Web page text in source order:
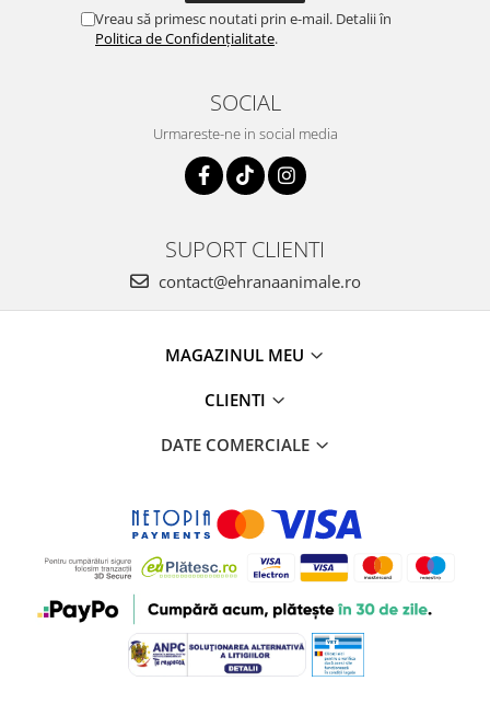
Vreau să primesc noutati prin e-mail. Detalii în
Politica de Confidențialitate.
SOCIAL
Urmareste-ne in social media
SUPORT CLIENTI
contact@ehranaanimale.ro
MAGAZINUL MEU
CLIENTI
DATE COMERCIALE